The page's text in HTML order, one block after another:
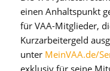
einen Anhaltspunkt
für VAA-Mitglieder,
Kurzarbeitergeld
unter MeinVAA.de/
exklusiv für seine